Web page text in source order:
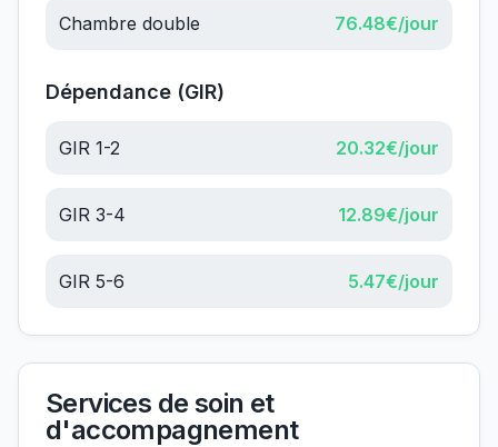
Chambre double 76.48€/jour
Dépendance (GIR)
GIR 1-2 20.32€/jour
GIR 3-4 12.89€/jour
GIR 5-6 5.47€/jour
Services de soin et
d'accompagnement